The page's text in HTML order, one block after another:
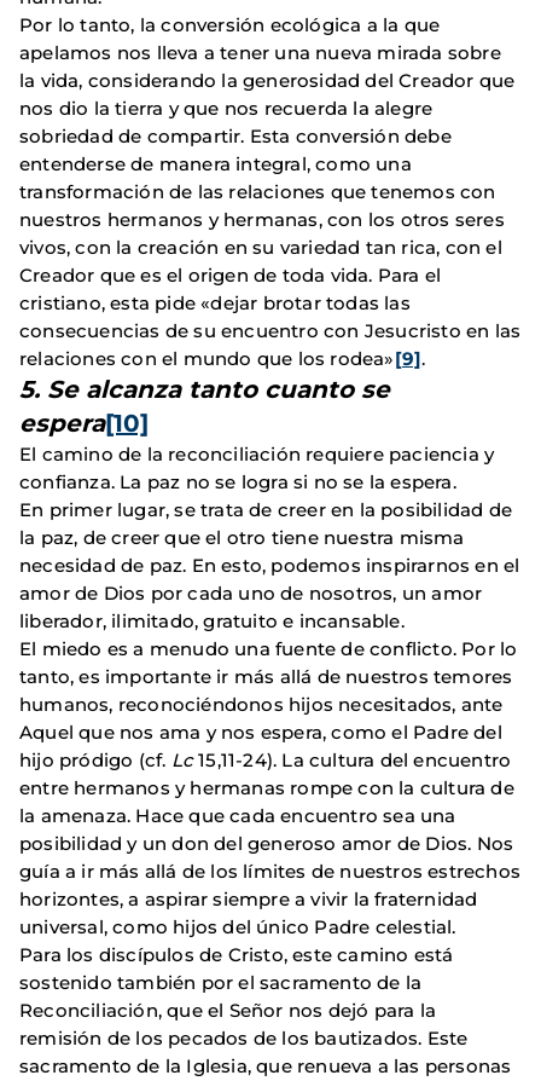
Por lo tanto, la conversión ecológica a la que
apelamos nos lleva a tener una nueva mirada sobre
la vida, considerando la generosidad del Creador que
nos dio la tierra y que nos recuerda la alegre
sobriedad de compartir. Esta conversión debe
entenderse de manera integral, como una
transformación de las relaciones que tenemos con
nuestros hermanos y hermanas, con los otros seres
vivos, con la creación en su variedad tan rica, con el
Creador que es el origen de toda vida. Para el
cristiano, esta pide «dejar brotar todas las
consecuencias de su encuentro con Jesucristo en las
relaciones con el mundo que los rodea»[9].
5. Se alcanza tanto cuanto se
espera[10]
El camino de la reconciliación requiere paciencia y
confianza. La paz no se logra si no se la espera.
En primer lugar, se trata de creer en la posibilidad de
la paz, de creer que el otro tiene nuestra misma
necesidad de paz. En esto, podemos inspirarnos en el
amor de Dios por cada uno de nosotros, un amor
liberador, ilimitado, gratuito e incansable.
El miedo es a menudo una fuente de conflicto. Por lo
tanto, es importante ir más allá de nuestros temores
humanos, reconociéndonos hijos necesitados, ante
Aquel que nos ama y nos espera, como el Padre del
hijo pródigo (cf. Lc15,11-24). La cultura del encuentro
entre hermanos y hermanas rompe con la cultura de
la amenaza. Hace que cada encuentro sea una
posibilidad y un don del generoso amor de Dios. Nos
guía a ir más allá de los límites de nuestros estrechos
horizontes, a aspirar siempre a vivir la fraternidad
universal, como hijos del único Padre celestial.
Para los discípulos de Cristo, este camino está
sostenido también por el sacramento de la
Reconciliación, que el Señor nos dejó para la
remisión de los pecados de los bautizados. Este
sacramento de la Iglesia, que renueva a las personas